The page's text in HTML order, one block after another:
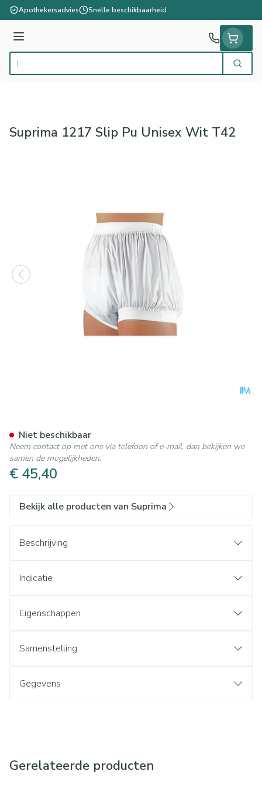
Ga naar de inhoud
Apothekersadvies Snelle beschikbaarheid
Menu
Product, merk, categorie... Zoek
Suprima 1217 Slip Pu Unisex Wit T42
€ 45,40
Niet beschikbaar
Neem contact op met ons via telefoon of e-mail, dan bekijken we
samen de mogelijkheden.
Bekijk alle producten van Suprima
Beschrijving
Indicatie
Eigenschappen
Samenstelling
Gegevens
Gerelateerde producten